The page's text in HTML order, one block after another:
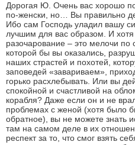
Дорогая Ю. Очень вас хорошо
по-женски, но… Вы правильно
Ибо сам Господь уладил вашу
лучшим для вас образом. И хотя
разочарование – это мелочи по
которой бы вы оказались,
наших страстей и похотей,
заповедей «завариваем»,
горько расхлебывать. Или вы
спокойной и счастливой на
корабля? Даже если он и не
проблемах с женой (хотя было
обратное), вы не можете знать
там на самом деле в их
респект за то, что смог взять